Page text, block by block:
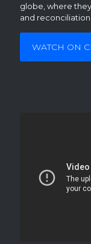
globe, where
and reconciliation.
WATCH ON